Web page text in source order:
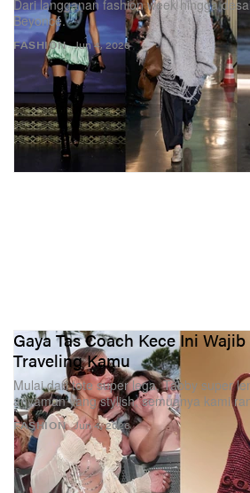
FASHION
Dari langganan fashion week hingga
Beyoncé.
Jun 4, 2026
FASHION
Gaya Tas Coach Kece Ini Wajib
Traveling Kamu
Mulai dari tote super lega, Tabby super
anyaman yang stylish, semuanya kami
Jun 4, 2026